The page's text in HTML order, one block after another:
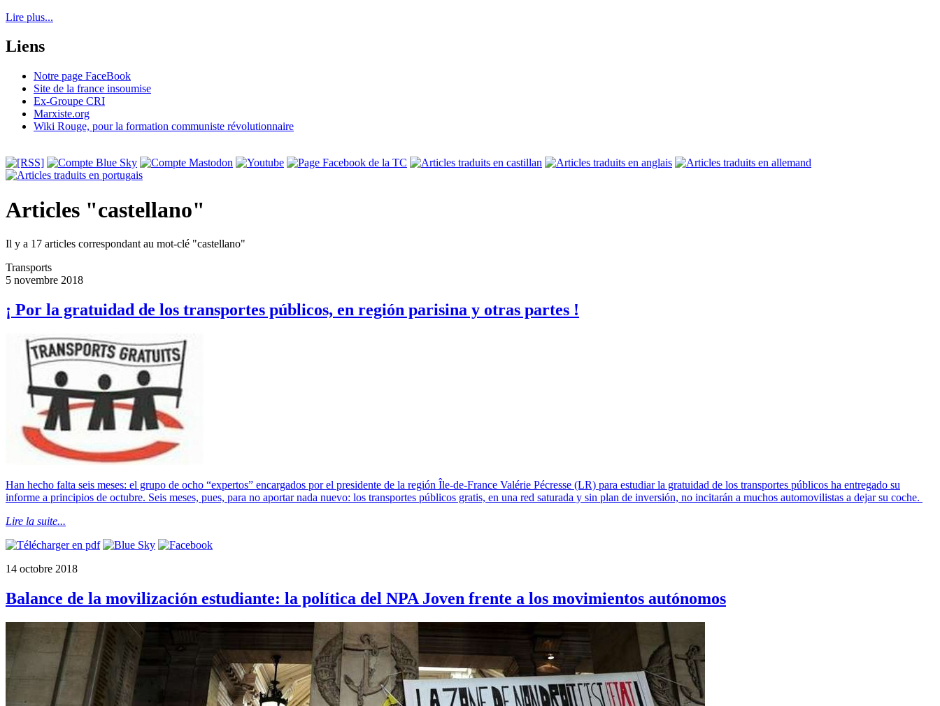
Lire plus...
Liens
Notre page FaceBook
Site de la france insoumise
Ex-Groupe CRI
Marxiste.org
Wiki Rouge, pour la formation communiste révolutionnaire
Articles "castellano"
Il y a 17 articles correspondant au mot-clé "castellano"
Transports
5 novembre 2018
¡ Por la gratuidad de los transportes públicos, en región parisina y otras partes !
Han hecho falta seis meses: el grupo de ocho “expertos” encargados por el presidente de la región Île-de-France Valérie Pécresse (LR) para estudiar la gratuidad de los transportes públicos ha entregado su
informe a principios de octubre. Seis meses, pues, para no aportar nada nuevo: los transportes públicos gratis, en una red saturada y sin plan de inversión, no incitarán a muchos automovilistas a dejar su coche.
Lire la suite...
14 octobre 2018
Balance de la movilización estudiante: la política del NPA Joven frente a los movimientos autónomos